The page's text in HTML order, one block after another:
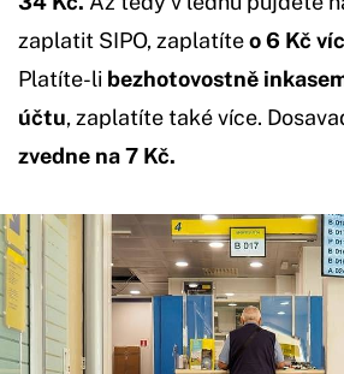
zaplatit SIPO, zaplatíteo 6 Kč
Platíte-li bezhotovostně
účtu, zaplatíte také více.
zvedne na 7 Kč.